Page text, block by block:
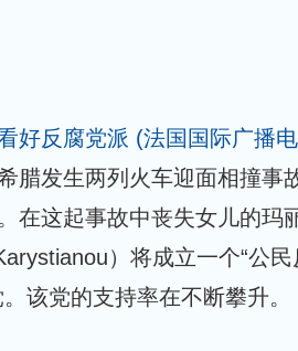
好反腐党派 (法国国际广播
腊发生两列火车迎面相撞事
在这起事故中丧失女儿的玛
）将成立一个“公
。该党的支持率在不断攀升。